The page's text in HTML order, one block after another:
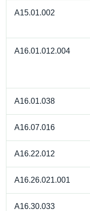
A15.01.002
A16.01.012.004
A16.01.038
A16.07.016
A16.22.012
A16.26.021.001
A16.30.033